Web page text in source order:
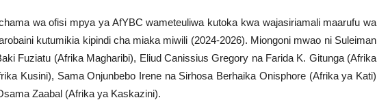
wa ofisi mpya ya AfYBC wameteuliwa kutoka kwa wajasiriamali maarufu wa
kutumikia kipindi cha miaka miwili (2024-2026). Miongoni mwao ni Suleiman
Fuziatu (Afrika Magharibi), Eliud Canissius Gregory na Farida K. Gitunga (Afrika
Kusini), Sama Onjunbebo Irene na Sirhosa Berhaika Onisphore (Afrika ya Kati)
Zaabal (Afrika ya Kaskazini).